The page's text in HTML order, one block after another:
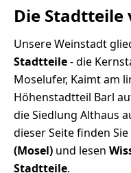
Die Stadtteile
Unsere Weinstadt
Stadtteile- die
Moselufer, Kaimt am
Höhenstadtteil Barl
die Siedlung Althaus
dieser Seite finden
(Mosel) und lesen
Stadtteile.